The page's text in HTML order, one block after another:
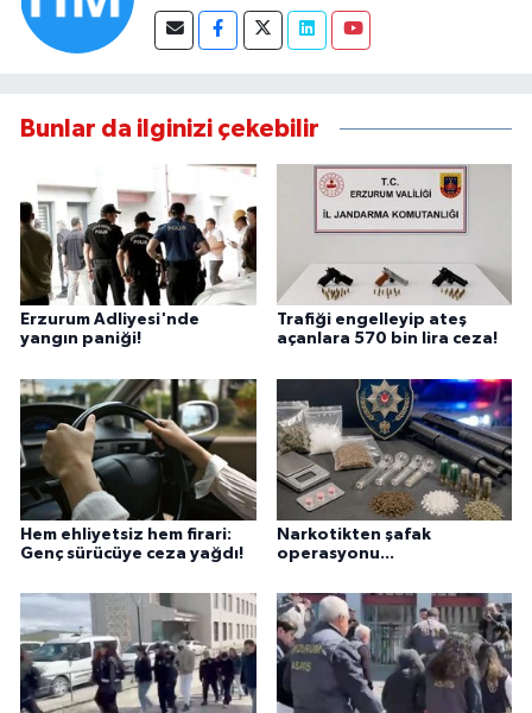
Bunlar da ilginizi çekebilir
Erzurum Adliyesi'nde
yangın paniği!
Trafiği engelleyip ateş
açanlara 570 bin lira ceza!
Hem ehliyetsiz hem firari:
Genç sürücüye ceza yağdı!
Narkotikten şafak
operasyonu...